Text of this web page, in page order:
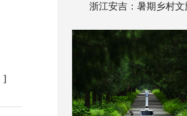
]
浙江安吉：暑期乡村文